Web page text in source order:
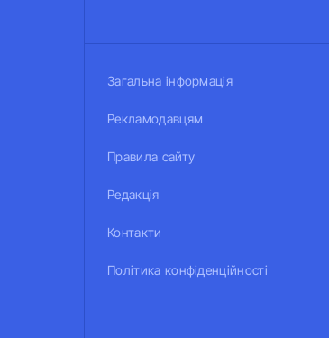
Загальна інформація
Рекламодавцям
Правила сайту
Редакція
Контакти
Політика конфіденційності